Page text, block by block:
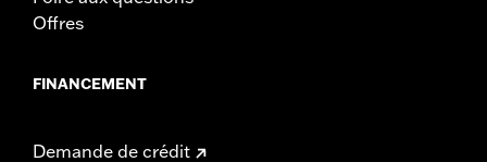
Offres
FINANCEMENT
Demande de crédit